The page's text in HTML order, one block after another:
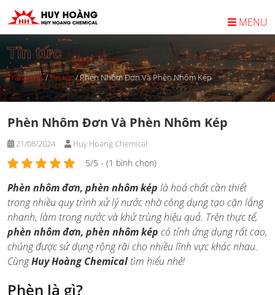
Skip
to
content
MENU
Tin tức
Trang chủ/Tin tức/Phèn Nhôm Đơn Và Phèn Nhôm Kép
Phèn Nhôm Đơn Và Phèn Nhôm Kép
21/08/2024 Huy Hoang Chemical
5/5 - (1 bình chọn)
Phèn nhôm đơn, phèn nhôm kép là hoá chất cần thiết
trong nhiều quy trình xử lý nước nhờ công dụng tạo cặn lắng
nhanh, làm trong nước và khử trùng hiệu quả. Trên thực tế,
phèn nhôm đơn, phèn nhôm kép có tính ứng dụng rất cao,
chúng được sử dụng rộng rãi cho nhiều lĩnh vực khác nhau.
CùngHuy Hoàng Chemicaltìm hiểu nhé!
Phèn là gì?